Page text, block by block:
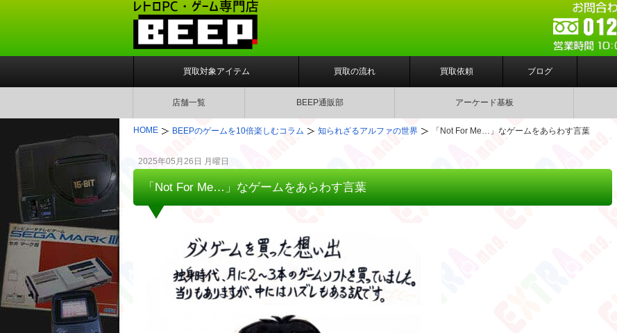
買取対象アイテム 買取の流れ 買取依頼 ブログ
店舗一覧 BEEP通販部 アーケード基板
HOME BEEPのゲームを10倍楽しむコラム 知られざるアルファの世界 「Not For Me…」なゲームをあらわす言葉
2025年05月26日 月曜日
「Not For Me…」なゲームをあらわす言葉